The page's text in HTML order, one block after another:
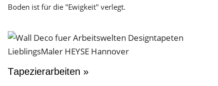
Boden ist für die "Ewigkeit" verlegt.
Tapezierarbeiten »